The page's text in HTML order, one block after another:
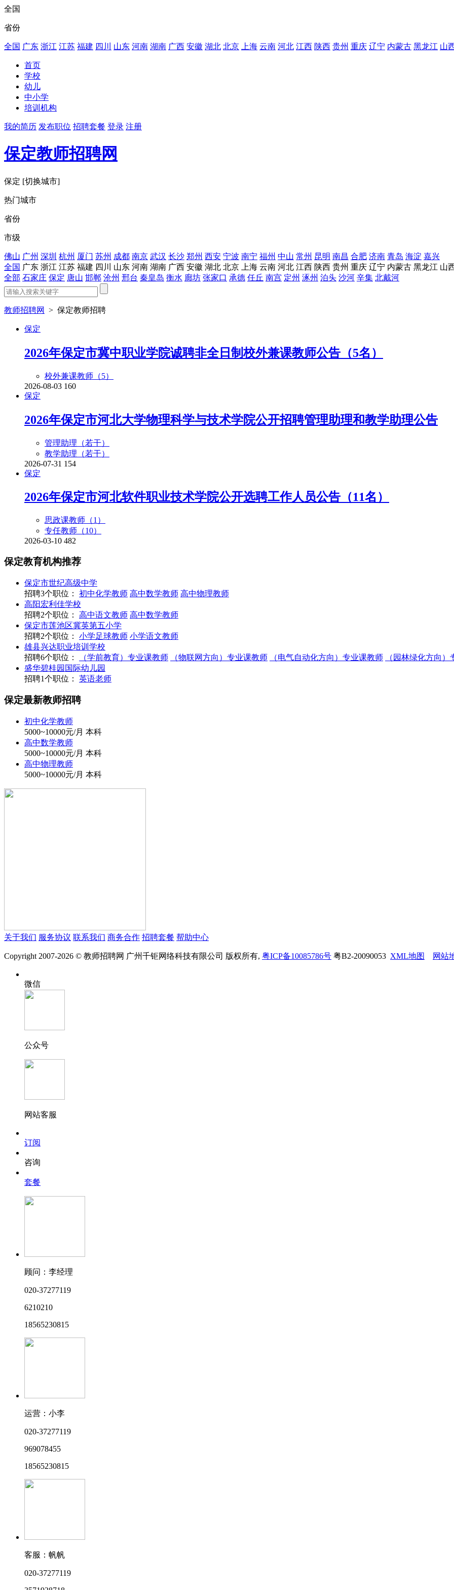
全国
省份
全国 广东 浙江 江苏 福建 四川 山东 河南 湖南 广西 安徽 湖北 北京 上海 云南 河北 江西 陕西 贵州 重庆 辽宁 内蒙古 黑龙江 山
首页
学校
幼儿
中小学
培训机构
我的简历 发布职位 招聘套餐 登录 注册
保定教师招聘网
保定 [切换城市]
热门城市
省份
市级
佛山 广州 深圳 杭州 厦门 苏州 成都 南京 武汉 长沙 郑州 西安 宁波 南宁 福州 中山 常州 昆明 南昌 合肥 济南 青岛 海淀 嘉兴
全国 广东 浙江 江苏 福建 四川 山东 河南 湖南 广西 安徽 湖北 北京 上海 云南 河北 江西 陕西 贵州 重庆 辽宁 内蒙古 黑龙江 山
全部 石家庄 保定 唐山 邯郸 沧州 邢台 秦皇岛 衡水 廊坊 张家口 承德 任丘 南宫 定州 涿州 泊头 沙河 辛集 北戴河
教师招聘网 > 保定教师招聘
保定
2026年保定市冀中职业学院诚聘非全日制校外兼课教师公告（5名）
校外兼课教师（5）
2026-08-03 160
保定
2026年保定市河北大学物理科学与技术学院公开招聘管理助理和教学助理公告
管理助理（若干）
教学助理（若干）
2026-07-31 154
保定
2026年保定市河北软件职业技术学院公开选聘工作人员公告（11名）
思政课教师（1 ）
专任教师（10）
2026-03-10 482
保定教育机构推荐
保定市世纪高级中学
招聘3个职位：
初中化学教师 高中数学教师 高中物理教师
高阳宏利佳学校
招聘2个职位：
高中语文教师 高中数学教师
保定市莲池区冀英第五小学
招聘2个职位：
小学足球教师 小学语文教师
雄县兴达职业培训学校
招聘6个职位：
（学前教育）专业课教师 （物联网方向）专业课教师 （电气自动化方向）专业课教师
（园林绿化方向）
盛华碧桂园国际幼儿园
招聘1个职位：
英语老师
保定最新教师招聘
初中化学教师
5000~10000元/月 本科
高中数学教师
5000~10000元/月 本科
高中物理教师
5000~10000元/月 本科
关于我们 服务协议 联系我们 商务合作 招聘套餐 帮助中心
Copyright 2007-2026 © 教师招聘网 广州千钜网络科技有限公司 版权所有, 粤ICP备10085786号 粤B2-20090053 XML地图 网站
微信
公众号
网站客服
订阅
咨询
套餐
顾问：李经理
020-37277119
6210210
18565230815
运营：小李
020-37277119
969078455
18565230815
客服：帆帆
020-37277119